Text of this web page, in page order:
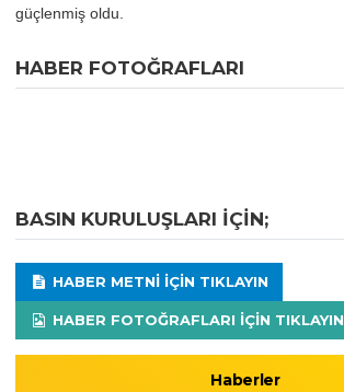
güçlenmiş oldu.
HABER FOTOĞRAFLARI
BASIN KURULUŞLARI IÇIN;
HABER METNI IÇIN TIKLAYIN
HABER FOTOĞRAFLARI IÇIN TIKLAYIN
Haberler